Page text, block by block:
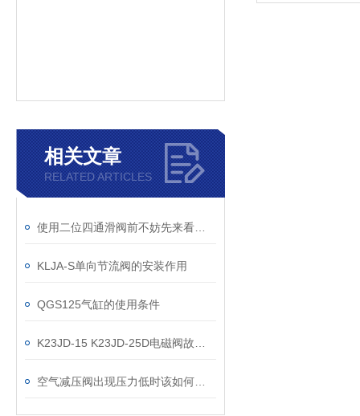
相关文章
RELATED ARTICLES
KLJA-S单向节流阀的安装作用
QGS125气缸的使用条件